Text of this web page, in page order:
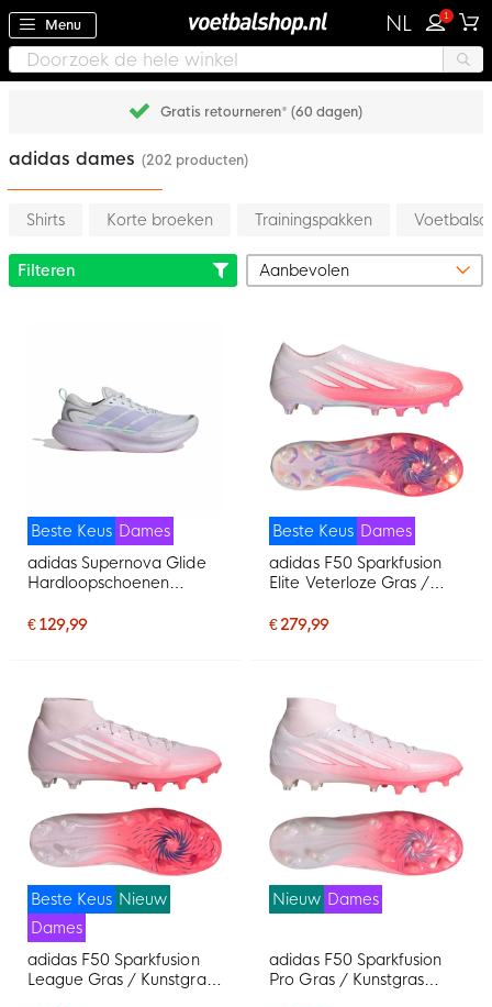
Menu NL 1
Gratis retourneren* (60 dagen)
adidas dames (202 producten)
Shirts Korte broeken Trainingspakken
Filteren
Beste Keus Dames
adidas Supernova Glide
Hardloopschoenen
Mintgroen
€ 129,99
Beste Keus Dames
adidas F50 Sparkfusion
Elite Veterloze Gras /
Voetbalschoenen (MG)
€ 279,99
Beste Keus Nieuw
Dames
adidas F50 Sparkfusion
League Gras / Kunstgras
Nieuw Dames
adidas F50 Sparkfusion
Pro Gras / Kunstgras